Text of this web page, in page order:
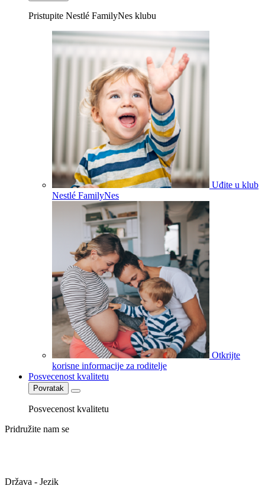
Pristupite Nestlé FamilyNes klubu
Uđite u klub
Nestlé FamilyNes
Otkrijte
korisne informacije za roditelje
Posvecenost kvalitetu
Povratak
Posvecenost kvalitetu
Pridružite nam se
Država - Jezik